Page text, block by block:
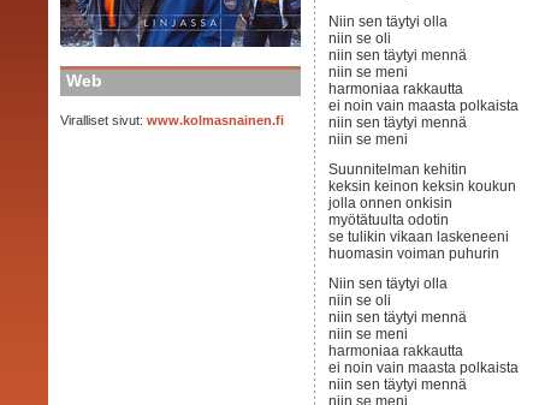
Web
Viralliset sivut: www.kolmasnainen.fi
Niin sen täytyi olla
niin se oli
niin sen täytyi mennä
niin se meni
harmoniaa rakkautta
ei noin vain maasta polkaista
niin sen täytyi mennä
niin se meni
Suunnitelman kehitin
keksin keinon keksin koukun
jolla onnen onkisin
myötätuulta odotin
se tulikin vikaan laskeneeni
huomasin voiman puhurin
Niin sen täytyi olla
niin se oli
niin sen täytyi mennä
niin se meni
harmoniaa rakkautta
ei noin vain maasta polkaista
niin sen täytyi mennä